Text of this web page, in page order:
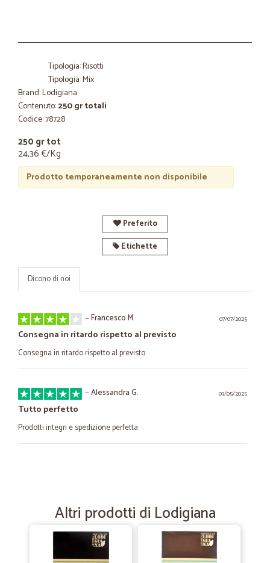
Tipologia: Risotti
Tipologia: Mix
Brand: Lodigiana
Contenuto:250 gr totali
Codice: 78728
250 gr tot
24,36 €/Kg
Prodotto temporaneamente non disponibile
Preferito
Etichette
Dicono di noi
07/07/2025
—Francesco M.
Consegna in ritardo rispetto al previsto
Consegna in ritardo rispetto al previsto
03/05/2025
—Alessandra G.
Tutto perfetto
Prodotti integri e spedizione perfetta
qualità/prezzo giusto equilibrio Da provare assolutamente
Altri prodotti di Lodigiana